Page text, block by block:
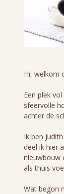
Hi, welkom
Een plek
sfeervolle
achter de
Ik ben
deel ik hier
nieuwbouw
als thuis
Wat begon